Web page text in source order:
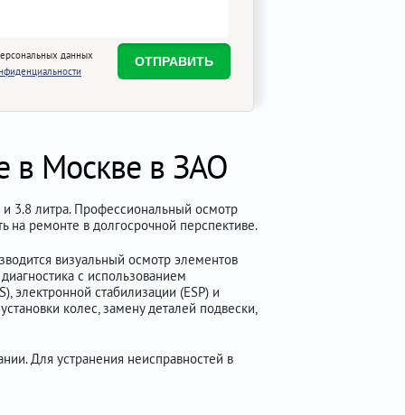
данных
в Москве в ЗАО
3.8 литра. Профессиональный осмотр
на ремонте в долгосрочной перспективе.
визуальный осмотр элементов
с использованием
электронной стабилизации (ESP) и
колес, замену деталей подвески,
Для устранения неисправностей в